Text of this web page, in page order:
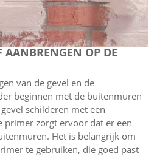
AANBRENGEN OP DE
van de gevel en de
beginnen met de buitenmuren
schilderen met een
primer zorgt ervoor dat er een
Het is belangrijk om
te gebruiken, die goed past